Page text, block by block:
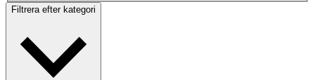
Filtrera efter kategori